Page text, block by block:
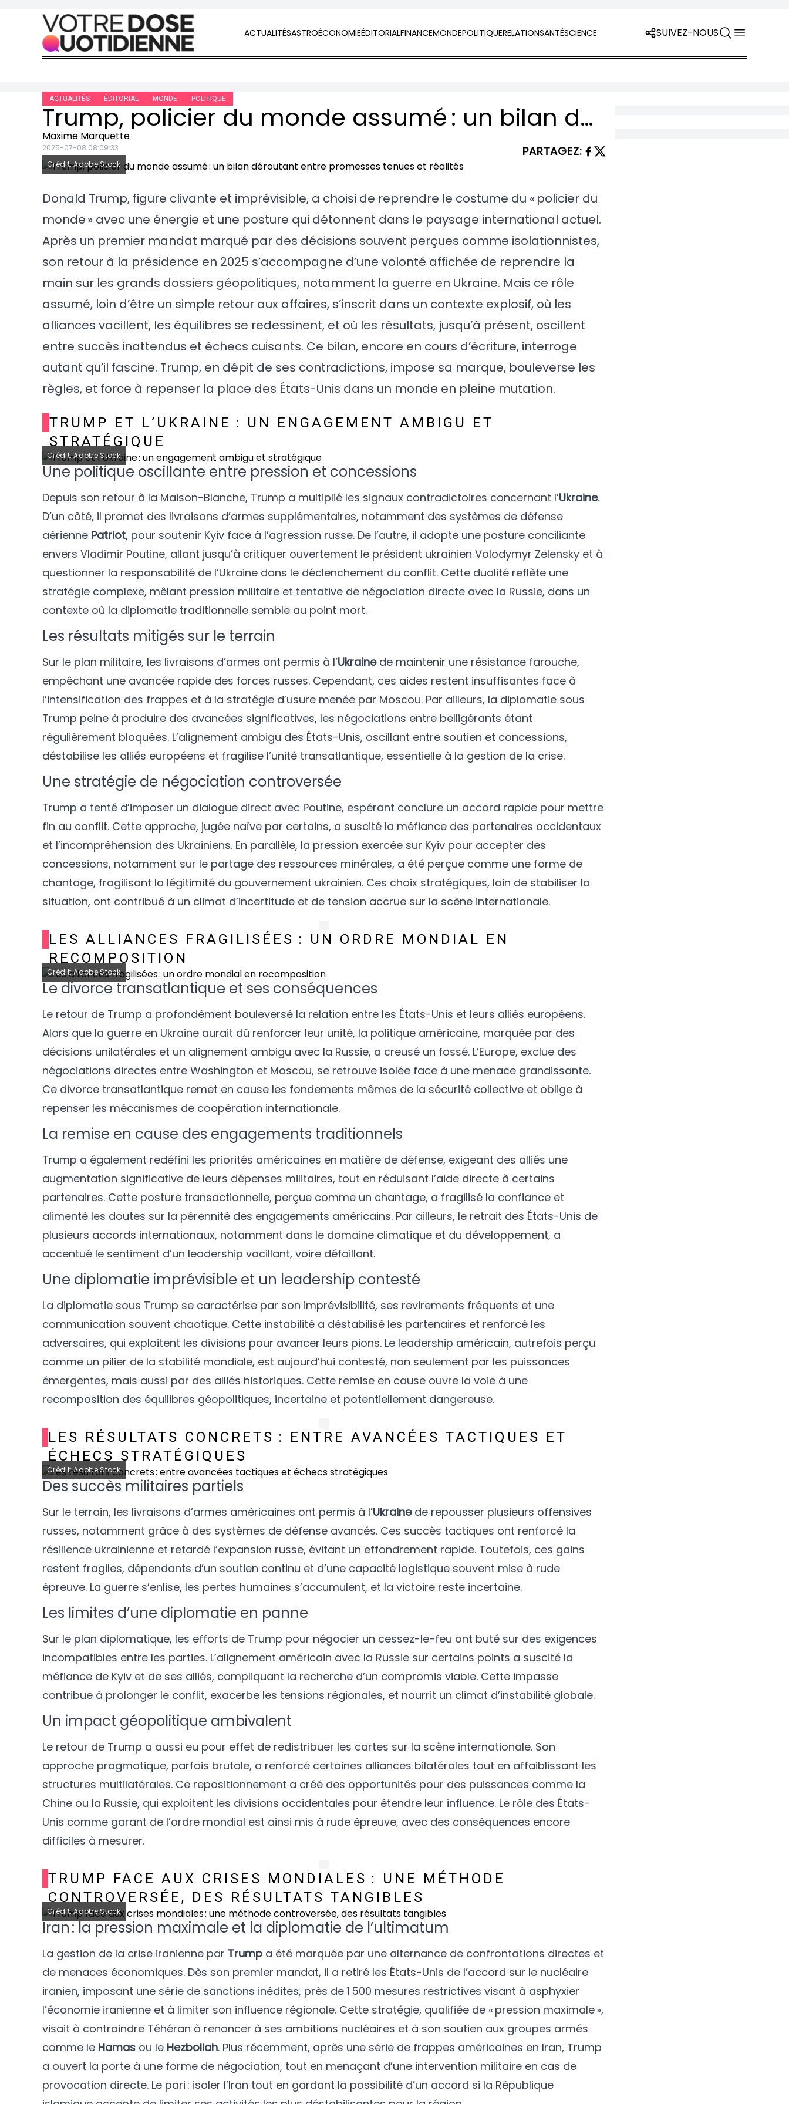
Skip to content
ACTUALITÉSASTROÉCONOMIEÉDITORIALFINANCEMONDEPOLITIQUERELATIONSANTÉSCIENCE SUIVEZ-NOUS
ACTUALITÉS ÉDITORIAL MONDE POLITIQUE
Trump, policier du monde assumé : un bilan déroutant entre promesses tenues et réalités
Maxime Marquette
2025-07-08 08:09:33 PARTAGEZ:
Crédit: Adobe Stock
Donald Trump, figure clivante et imprévisible, a choisi de reprendre le costume du « policier du
monde » avec une énergie et une posture qui détonnent dans le paysage international actuel.
Après un premier mandat marqué par des décisions souvent perçues comme isolationnistes,
son retour à la présidence en 2025 s’accompagne d’une volonté affichée de reprendre la
main sur les grands dossiers géopolitiques, notamment la guerre en Ukraine. Mais ce rôle
assumé, loin d’être un simple retour aux affaires, s’inscrit dans un contexte explosif, où les
alliances vacillent, les équilibres se redessinent, et où les résultats, jusqu’à présent, oscillent
entre succès inattendus et échecs cuisants. Ce bilan, encore en cours d’écriture, interroge
autant qu’il fascine. Trump, en dépit de ses contradictions, impose sa marque, bouleverse les
règles, et force à repenser la place des États-Unis dans un monde en pleine mutation.
TRUMP ET L’UKRAINE : UN ENGAGEMENT AMBIGU ET
STRATÉGIQUE
Crédit: Adobe Stock
Une politique oscillante entre pression et concessions
Depuis son retour à la Maison-Blanche, Trump a multiplié les signaux contradictoires concernant l’Ukraine.
D’un côté, il promet des livraisons d’armes supplémentaires, notamment des systèmes de défense
aérienne Patriot, pour soutenir Kyiv face à l’agression russe. De l’autre, il adopte une posture conciliante
envers Vladimir Poutine, allant jusqu’à critiquer ouvertement le président ukrainien Volodymyr Zelensky et à
questionner la responsabilité de l’Ukraine dans le déclenchement du conflit. Cette dualité reflète une
stratégie complexe, mêlant pression militaire et tentative de négociation directe avec la Russie, dans un
contexte où la diplomatie traditionnelle semble au point mort.
Les résultats mitigés sur le terrain
Sur le plan militaire, les livraisons d’armes ont permis à l’Ukrainede maintenir une résistance farouche,
empêchant une avancée rapide des forces russes. Cependant, ces aides restent insuffisantes face à
l’intensification des frappes et à la stratégie d’usure menée par Moscou. Par ailleurs, la diplomatie sous
Trump peine à produire des avancées significatives, les négociations entre belligérants étant
régulièrement bloquées. L’alignement ambigu des États-Unis, oscillant entre soutien et concessions,
déstabilise les alliés européens et fragilise l’unité transatlantique, essentielle à la gestion de la crise.
Une stratégie de négociation controversée
Trump a tenté d’imposer un dialogue direct avec Poutine, espérant conclure un accord rapide pour mettre
fin au conflit. Cette approche, jugée naïve par certains, a suscité la méfiance des partenaires occidentaux
et l’incompréhension des Ukrainiens. En parallèle, la pression exercée sur Kyiv pour accepter des
concessions, notamment sur le partage des ressources minérales, a été perçue comme une forme de
chantage, fragilisant la légitimité du gouvernement ukrainien. Ces choix stratégiques, loin de stabiliser la
situation, ont contribué à un climat d’incertitude et de tension accrue sur la scène internationale.
LES ALLIANCES FRAGILISÉES : UN ORDRE MONDIAL EN
RECOMPOSITION
Crédit: Adobe Stock
Le divorce transatlantique et ses conséquences
Le retour de Trump a profondément bouleversé la relation entre les États-Unis et leurs alliés européens.
Alors que la guerre en Ukraine aurait dû renforcer leur unité, la politique américaine, marquée par des
décisions unilatérales et un alignement ambigu avec la Russie, a creusé un fossé. L’Europe, exclue des
négociations directes entre Washington et Moscou, se retrouve isolée face à une menace grandissante.
Ce divorce transatlantique remet en cause les fondements mêmes de la sécurité collective et oblige à
repenser les mécanismes de coopération internationale.
La remise en cause des engagements traditionnels
Trump a également redéfini les priorités américaines en matière de défense, exigeant des alliés une
augmentation significative de leurs dépenses militaires, tout en réduisant l’aide directe à certains
partenaires. Cette posture transactionnelle, perçue comme un chantage, a fragilisé la confiance et
alimenté les doutes sur la pérennité des engagements américains. Par ailleurs, le retrait des États-Unis de
plusieurs accords internationaux, notamment dans le domaine climatique et du développement, a
accentué le sentiment d’un leadership vacillant, voire défaillant.
Une diplomatie imprévisible et un leadership contesté
La diplomatie sous Trump se caractérise par son imprévisibilité, ses revirements fréquents et une
communication souvent chaotique. Cette instabilité a déstabilisé les partenaires et renforcé les
adversaires, qui exploitent les divisions pour avancer leurs pions. Le leadership américain, autrefois perçu
comme un pilier de la stabilité mondiale, est aujourd’hui contesté, non seulement par les puissances
émergentes, mais aussi par des alliés historiques. Cette remise en cause ouvre la voie à une
recomposition des équilibres géopolitiques, incertaine et potentiellement dangereuse.
LES RÉSULTATS CONCRETS : ENTRE AVANCÉES TACTIQUES ET
ÉCHECS STRATÉGIQUES
Crédit: Adobe Stock
Des succès militaires partiels
Sur le terrain, les livraisons d’armes américaines ont permis à l’Ukrainede repousser plusieurs offensives
russes, notamment grâce à des systèmes de défense avancés. Ces succès tactiques ont renforcé la
résilience ukrainienne et retardé l’expansion russe, évitant un effondrement rapide. Toutefois, ces gains
restent fragiles, dépendants d’un soutien continu et d’une capacité logistique souvent mise à rude
épreuve. La guerre s’enlise, les pertes humaines s’accumulent, et la victoire reste incertaine.
Les limites d’une diplomatie en panne
Sur le plan diplomatique, les efforts de Trump pour négocier un cessez-le-feu ont buté sur des exigences
incompatibles entre les parties. L’alignement américain avec la Russie sur certains points a suscité la
méfiance de Kyiv et de ses alliés, compliquant la recherche d’un compromis viable. Cette impasse
contribue à prolonger le conflit, exacerbe les tensions régionales, et nourrit un climat d’instabilité globale.
Un impact géopolitique ambivalent
Le retour de Trump a aussi eu pour effet de redistribuer les cartes sur la scène internationale. Son
approche pragmatique, parfois brutale, a renforcé certaines alliances bilatérales tout en affaiblissant les
structures multilatérales. Ce repositionnement a créé des opportunités pour des puissances comme la
Chine ou la Russie, qui exploitent les divisions occidentales pour étendre leur influence. Le rôle des États-
Unis comme garant de l’ordre mondial est ainsi mis à rude épreuve, avec des conséquences encore
difficiles à mesurer.
TRUMP FACE AUX CRISES MONDIALES : UNE MÉTHODE
CONTROVERSÉE, DES RÉSULTATS TANGIBLES
Crédit: Adobe Stock
Iran : la pression maximale et la diplomatie de l’ultimatum
La gestion de la crise iranienne par Trump a été marquée par une alternance de confrontations directes et
de menaces économiques. Dès son premier mandat, il a retiré les États-Unis de l’accord sur le nucléaire
iranien, imposant une série de sanctions inédites, près de 1 500 mesures restrictives visant à asphyxier
l’économie iranienne et à limiter son influence régionale. Cette stratégie, qualifiée de « pression maximale »,
visait à contraindre Téhéran à renoncer à ses ambitions nucléaires et à son soutien aux groupes armés
comme le Hamas ou le Hezbollah. Plus récemment, après une série de frappes américaines en Iran, Trump
a ouvert la porte à une forme de négociation, tout en menaçant d’une intervention militaire en cas de
provocation directe. Le pari : isoler l’Iran tout en gardant la possibilité d’un accord si la République